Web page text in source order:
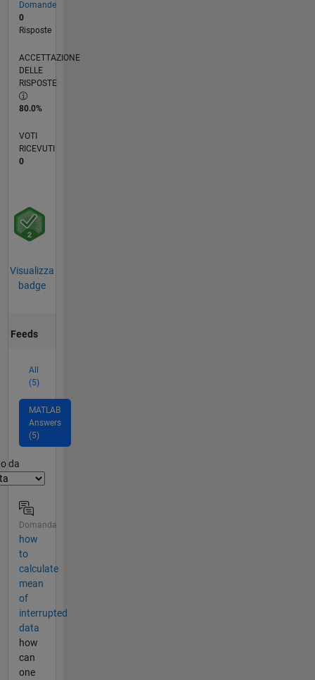
Domande
0
Risposte
ACCETTAZIONE
DELLE
RISPOSTE
80.0%
VOTI
RICEVUTI
0
Visualizza
badge
Feeds
All
(5)
MATLAB
Answers
(5)
da
Domanda
how
to
calculate
mean
of
interrupted
data
how
can
one